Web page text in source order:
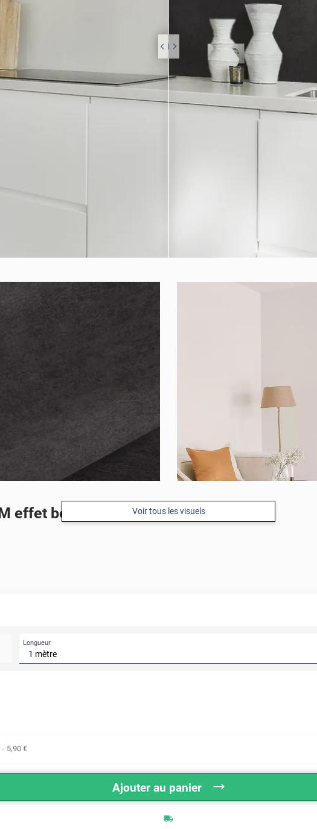
Voir tous les visuels
effet béton gris
Longueur
- 5,90 €
Ajouter au panier